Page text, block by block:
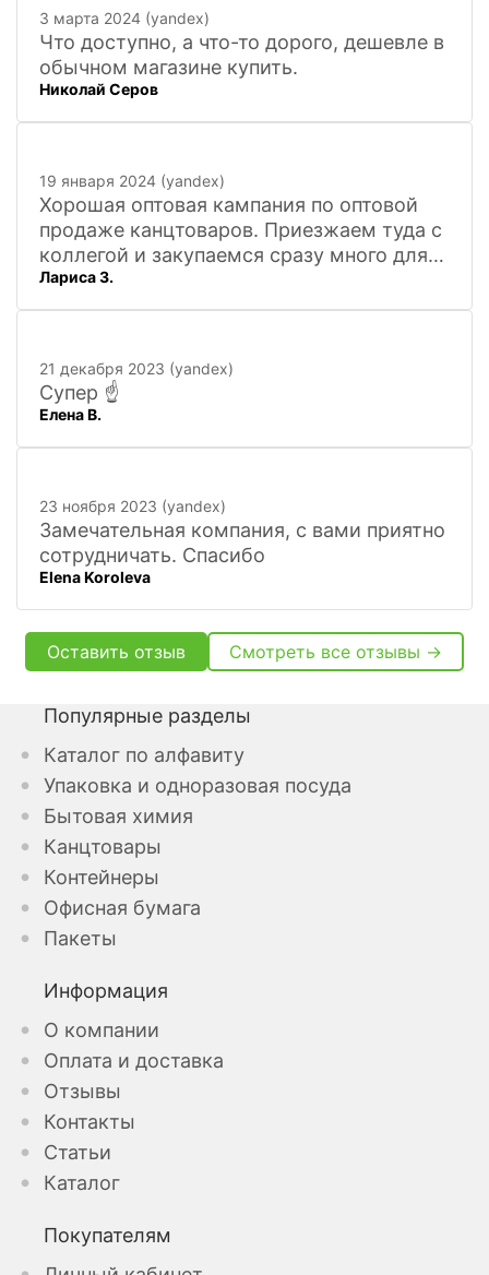
3 марта 2024 (yandex)
Что доступно, а что-то дорого, дешевле в
обычном магазине купить.
Николай Серов
19 января 2024 (yandex)
Хорошая оптовая кампания по оптовой
продаже канцтоваров. Приезжаем туда с
коллегой и закупаемся сразу много для
офиса. Удобно. Есть практически всё, что
нужно, и по хорошим ценам. Вежливый
искать
Лариса З.
21 декабря 2023 (yandex)
Супер ☝️
Елена В.
23 ноября 2023 (yandex)
Замечательная компания, с вами приятно
сотрудничать. Спасибо
Elena Koroleva
Оставить отзыв Смотреть все отзывы →
Популярные разделы
Каталог по алфавиту
Упаковка и одноразовая посуда
Бытовая химия
Канцтовары
Контейнеры
Офисная бумага
Пакеты
Информация
О компании
Оплата и доставка
Отзывы
Контакты
Статьи
Каталог
Покупателям